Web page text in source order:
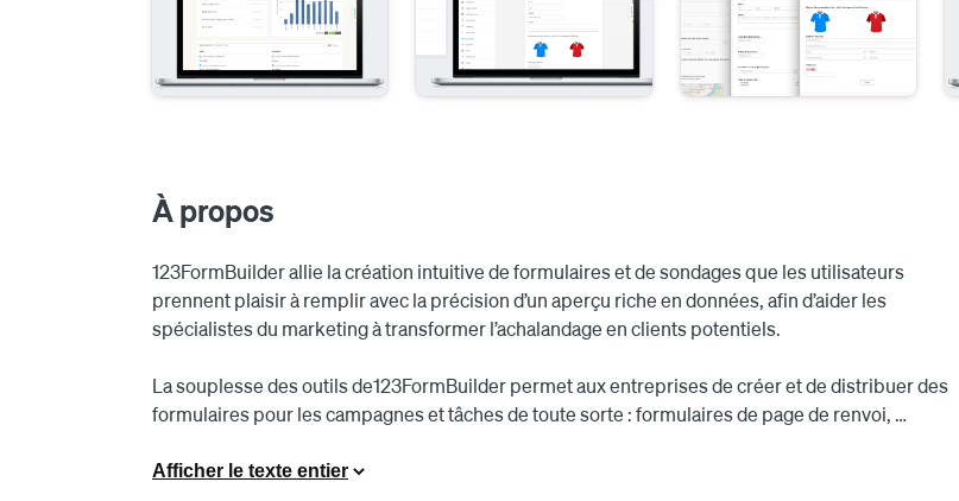
À propos
123FormBuilder allie la création intuitive de formulaires et de sondages que les utilisateurs
prennent plaisir à remplir avec la précision d’un aperçu riche en données, afin d’aider les
spécialistes du marketing à transformer l’achalandage en clients potentiels.
La souplesse des outils de123FormBuilder permet aux entreprises de créer et de distribuer des
formulaires pour les campagnes et tâches de toute sorte : formulaires de page de renvoi,
adhésion à des bulletins d’information et retrait de listes, formulaires de coordonnées, formulaires
Afficher le texte entier